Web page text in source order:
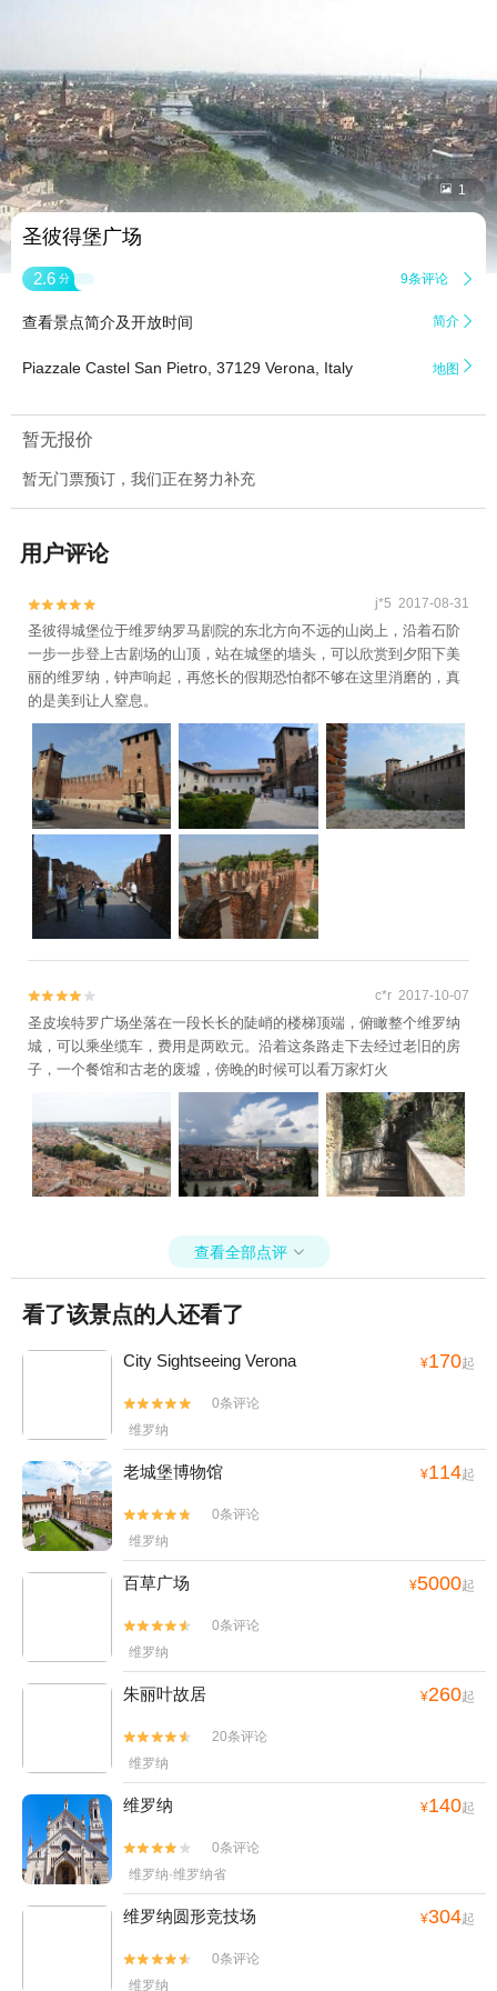
 1
圣彼得堡广场
2.6 分 9条评论 
查看景点简介及开放时间 简介 
Piazzale Castel San Pietro, 37129 Verona, Italy 地图 
暂无报价
暂无门票预订，我们正在努力补充
用户评论

 j*5 2017-08-31
圣彼得城堡位于维罗纳罗马剧院的东北方向不远的山岗上，沿着石阶
一步一步登上古剧场的山顶，站在城堡的墙头，可以欣赏到夕阳下美
丽的维罗纳，钟声响起，再悠长的假期恐怕都不够在这里消磨的，真
的是美到让人窒息。

 c*r 2017-10-07
圣皮埃特罗广场坐落在一段长长的陡峭的楼梯顶端，俯瞰整个维罗纳
城，可以乘坐缆车，费用是两欧元。沿着这条路走下去经过老旧的房
子，一个餐馆和古老的废墟，傍晚的时候可以看万家灯火
查看全部点评 
看了该景点的人还看了
City Sightseeing Verona ¥170起


0条评论
维罗纳
老城堡博物馆 ¥114起


0条评论
维罗纳
百草广场 ¥5000起


0条评论
维罗纳
朱丽叶故居 ¥260起


20条评论
维罗纳
维罗纳 ¥140起


0条评论
维罗纳·维罗纳省
维罗纳圆形竞技场 ¥304起


0条评论
维罗纳